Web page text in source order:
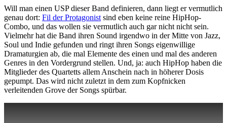
Will man einen USP dieser Band definieren, dann liegt er vermutlich
genau dort: Fil der Protagonist sind eben keine reine HipHop-
Combo, und das wollen sie vermutlich auch gar nicht nicht sein.
Vielmehr hat die Band ihren Sound irgendwo in der Mitte von Jazz,
Soul und Indie gefunden und ringt ihren Songs eigenwillige
Dramaturgien ab, die mal Elemente des einen und mal des anderen
Genres in den Vordergrund stellen. Und, ja: auch HipHop haben die
Mitglieder des Quartetts allem Anschein nach in höherer Dosis
gepumpt. Das wird nicht zuletzt in dem zum Kopfnicken
verleitenden Grove der Songs spürbar.